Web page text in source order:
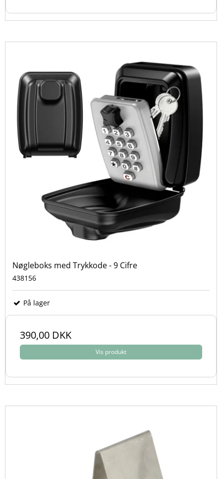
Nøgleboks med Trykkode - 9 Cifre
438156
På lager
390,00 DKK
Vis produkt